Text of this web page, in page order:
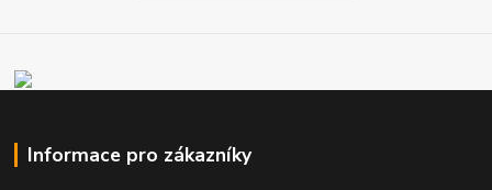
Informace pro zákazníky